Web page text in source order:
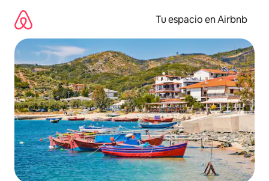
contenido
Tu espacio en Airbnb